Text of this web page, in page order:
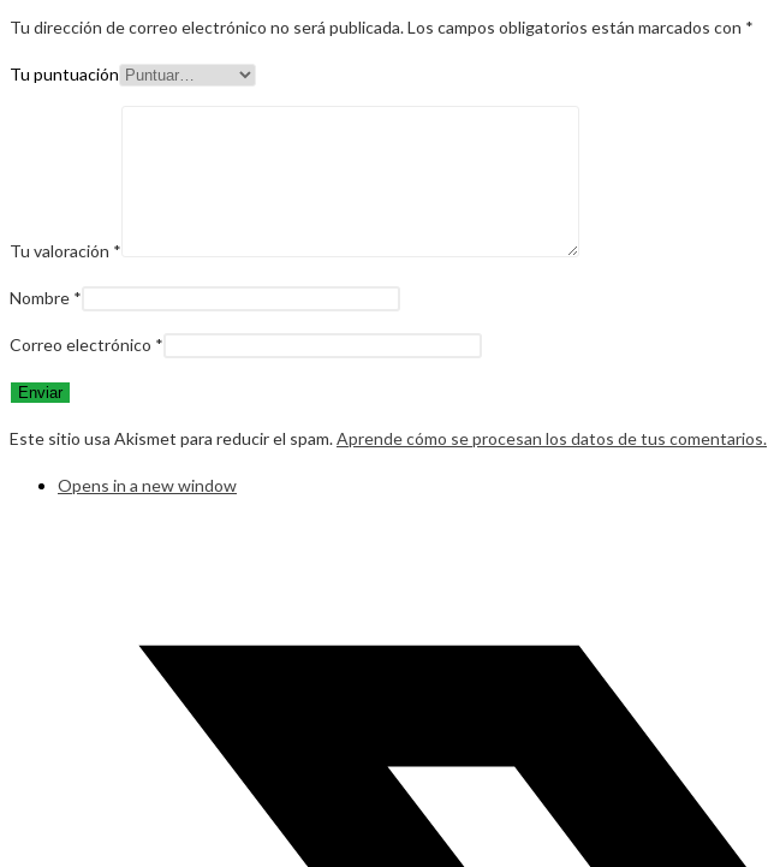
Tu dirección de correo electrónico no será publicada.Los campos obligatorios están marcados con *
Tu puntuación
Tu valoración *
Nombre *
Correo electrónico *
Este sitio usa Akismet para reducir el spam.Aprende cómo se procesan los datos de tus comentarios.
Opens in a new window